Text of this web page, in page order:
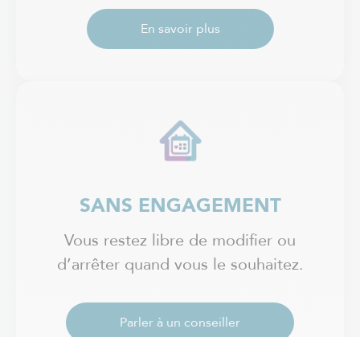
En savoir plus
SANS ENGAGEMENT
Vous restez libre de modifier ou
d’arrêter quand vous le souhaitez.
Parler à un conseiller